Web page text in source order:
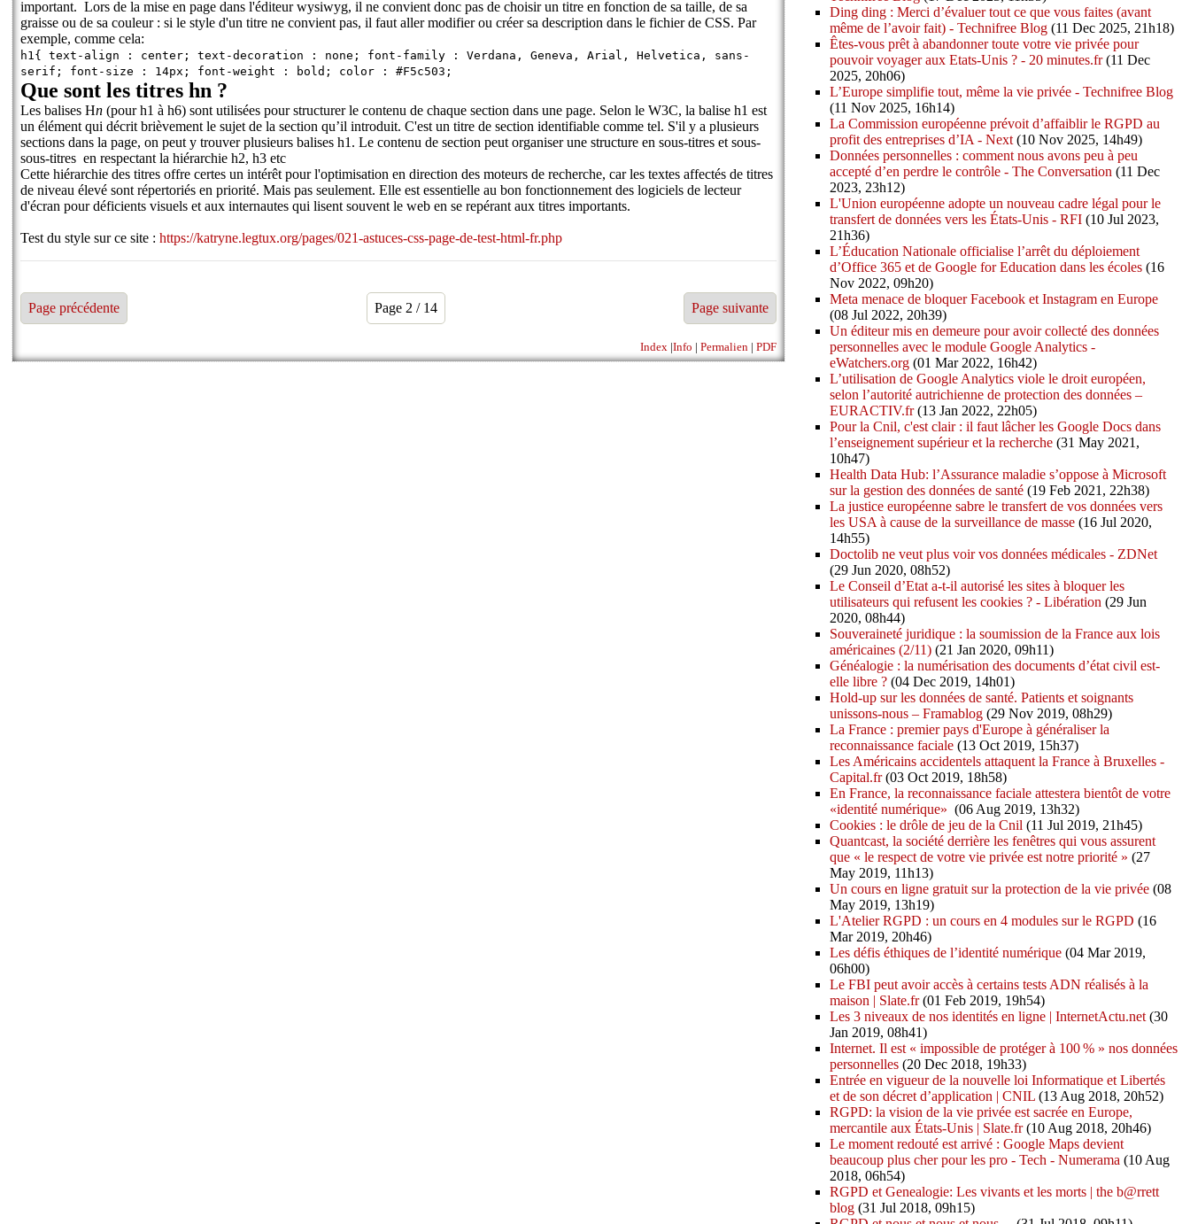
important. Lors de la mise en page dans l'éditeur wysiwyg, il ne convient donc pas de choisir un titre en fonction de sa taille, de sa
graisse ou de sa couleur : si le style d'un titre ne convient pas, il faut aller modifier ou créer sa description dans le fichier de CSS. Par
exemple, comme cela:
h1{ text-align : center; text-decoration : none; font-family : Verdana, Geneva, Arial, Helvetica, sans-
serif; font-size : 14px; font-weight : bold; color : #F5c503;
Que sont les titres hn ?
Les balises Hn (pour h1 à h6) sont utilisées pour structurer le contenu de chaque section dans une page. Selon le W3C, la balise h1 est
un élément qui décrit brièvement le sujet de la section qu’il introduit. C'est un titre de section identifiable comme tel. S'il y a plusieurs
sections dans la page, on peut y trouver plusieurs balises h1. Le contenu de section peut organiser une structure en sous-titres et sous-
sous-titres en respectant la hiérarchie h2, h3 etc
Cette hiérarchie des titres offre certes un intérêt pour l'optimisation en direction des moteurs de recherche, car les textes affectés de titres
de niveau élevé sont répertoriés en priorité. Mais pas seulement. Elle est essentielle au bon fonctionnement des logiciels de lecteur
d'écran pour déficients visuels et aux internautes qui lisent souvent le web en se repérant aux titres importants.
Test du style sur ce site :https://katryne.legtux.org/pages/021-astuces-css-page-de-test-html-fr.php
Page précédente Page 2 / 14 Page suivante
Index |Info | Permalien | PDF
Ding ding : Merci d’évaluer tout ce que vous faites (avant
même de l’avoir fait) - Technifree Blog (11 Dec 2025, 21h18)
Êtes-vous prêt à abandonner toute votre vie privée pour
pouvoir voyager aux Etats-Unis ? - 20 minutes.fr(11 Dec
2025, 20h06)
L’Europe simplifie tout, même la vie privée - Technifree Blog
(11 Nov 2025, 16h14)
La Commission européenne prévoit d’affaiblir le RGPD au
profit des entreprises d’IA - Next (10 Nov 2025, 14h49)
Données personnelles : comment nous avons peu à peu
accepté d’en perdre le contrôle - The Conversation (11 Dec
2023, 23h12)
L'Union européenne adopte un nouveau cadre légal pour le
transfert de données vers les États-Unis - RFI (10 Jul 2023,
21h36)
L’Éducation Nationale officialise l’arrêt du déploiement
d’Office 365 et de Google for Education dans les écoles (16
Nov 2022, 09h20)
Meta menace de bloquer Facebook et Instagram en Europe
(08 Jul 2022, 20h39)
Un éditeur mis en demeure pour avoir collecté des données
personnelles avec le module Google Analytics -
eWatchers.org (01 Mar 2022, 16h42)
L’utilisation de Google Analytics viole le droit européen,
selon l’autorité autrichienne de protection des données –
EURACTIV.fr(13 Jan 2022, 22h05)
Pour la Cnil, c'est clair : il faut lâcher les Google Docs dans
l’enseignement supérieur et la recherche (31 May 2021,
10h47)
Health Data Hub: l’Assurance maladie s’oppose à Microsoft
sur la gestion des données de santé (19 Feb 2021, 22h38)
La justice européenne sabre le transfert de vos données vers
les USA à cause de la surveillance de masse (16 Jul 2020,
14h55)
Doctolib ne veut plus voir vos données médicales - ZDNet
(29 Jun 2020, 08h52)
Le Conseil d’Etat a-t-il autorisé les sites à bloquer les
utilisateurs qui refusent les cookies ? - Libération (29 Jun
2020, 08h44)
Souveraineté juridique : la soumission de la France aux lois
américaines (2/11) (21 Jan 2020, 09h11)
Généalogie : la numérisation des documents d’état civil est-
elle libre ? (04 Dec 2019, 14h01)
Hold-up sur les données de santé. Patients et soignants
unissons-nous – Framablog (29 Nov 2019, 08h29)
La France : premier pays d'Europe à généraliser la
reconnaissance faciale (13 Oct 2019, 15h37)
Les Américains accidentels attaquent la France à Bruxelles -
Capital.fr(03 Oct 2019, 18h58)
En France, la reconnaissance faciale attestera bientôt de votre
«identité numérique» (06 Aug 2019, 13h32)
Cookies : le drôle de jeu de la Cnil (11 Jul 2019, 21h45)
Quantcast, la société derrière les fenêtres qui vous assurent
que « le respect de votre vie privée est notre priorité » (27
May 2019, 11h13)
Un cours en ligne gratuit sur la protection de la vie privée (08
May 2019, 13h19)
L'Atelier RGPD : un cours en 4 modules sur le RGPD (16
Mar 2019, 20h46)
Les défis éthiques de l’identité numérique (04 Mar 2019,
06h00)
Le FBI peut avoir accès à certains tests ADN réalisés à la
maison | Slate.fr(01 Feb 2019, 19h54)
Les 3 niveaux de nos identités en ligne | InternetActu.net (30
Jan 2019, 08h41)
Internet. Il est « impossible de protéger à 100 % » nos données
personnelles (20 Dec 2018, 19h33)
Entrée en vigueur de la nouvelle loi Informatique et Libertés
et de son décret d’application | CNIL (13 Aug 2018, 20h52)
RGPD: la vision de la vie privée est sacrée en Europe,
mercantile aux États-Unis | Slate.fr(10 Aug 2018, 20h46)
Le moment redouté est arrivé : Google Maps devient
beaucoup plus cher pour les pro - Tech - Numerama (10 Aug
2018, 06h54)
RGPD et Genealogie: Les vivants et les morts | the b@rrett
blog (31 Jul 2018, 09h15)